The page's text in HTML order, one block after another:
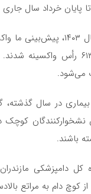
می‌شود.
در سال
نشخوارکنندگان
باشند.
کل دامپزشکی
کوچ دام به مراتع